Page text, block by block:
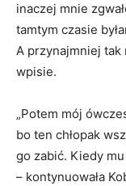
inaczej mnie
tamtym czasie
A przynajmniej tak
wpisie.
„Potem mój
bo ten chłopak
go zabić. Kiedy
– kontynuowała